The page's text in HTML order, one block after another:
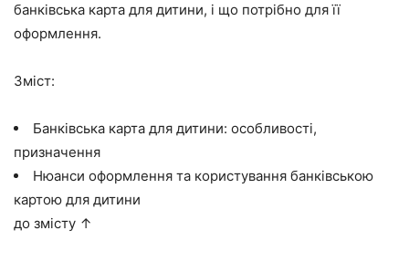
банківська карта для дитини, і що потрібно для її
оформлення.
Зміст:
Банківська карта для дитини: особливості,
призначення
Нюанси оформлення та користування банківською
картою для дитини
до змісту ↑